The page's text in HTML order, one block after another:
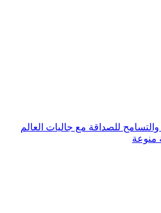
للصداقة مع جاليات العالم
منوعة